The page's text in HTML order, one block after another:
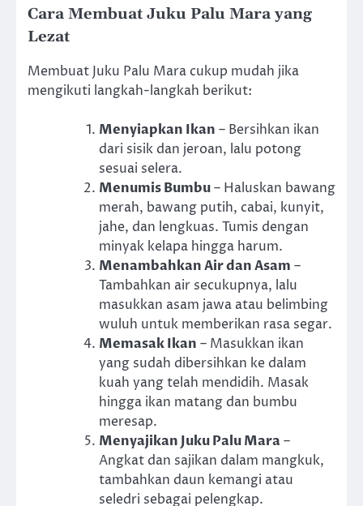
Cara Membuat Juku Palu Mara yang
Lezat
Membuat Juku Palu Mara cukup mudah jika
mengikuti langkah-langkah berikut:
Menyiapkan Ikan – Bersihkan ikan
dari sisik dan jeroan, lalu potong
sesuai selera.
Menumis Bumbu– Haluskan bawang
merah, bawang putih, cabai, kunyit,
jahe, dan lengkuas. Tumis dengan
minyak kelapa hingga harum.
Menambahkan Air dan Asam –
Tambahkan air secukupnya, lalu
masukkan asam jawa atau belimbing
wuluh untuk memberikan rasa segar.
Memasak Ikan – Masukkan ikan
yang sudah dibersihkan ke dalam
kuah yang telah mendidih. Masak
hingga ikan matang dan bumbu
meresap.
Menyajikan Juku Palu Mara–
Angkat dan sajikan dalam mangkuk,
tambahkan daun kemangi atau
seledri sebagai pelengkap.